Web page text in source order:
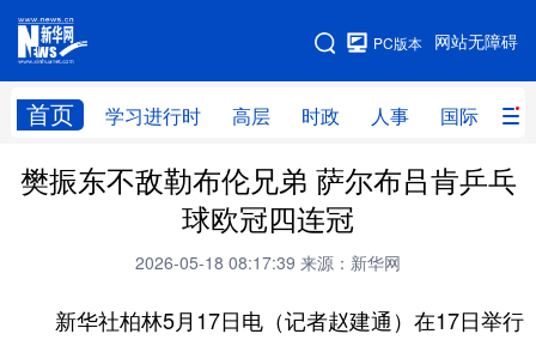
网站无障碍
PC版本
首页 学习进行时 高层 时政 人事 国际 财
网站地图
学习进行时 高层 时政 人事
财经 网评
科技 科创 量子 体育
樊振东不敌勒布伦兄弟 萨尔布吕肯乒乓
球欧冠四连冠
2026-05-18 08:17:39 来源：新华网
新华社柏林5月17日电（记者赵建通）在17日举行